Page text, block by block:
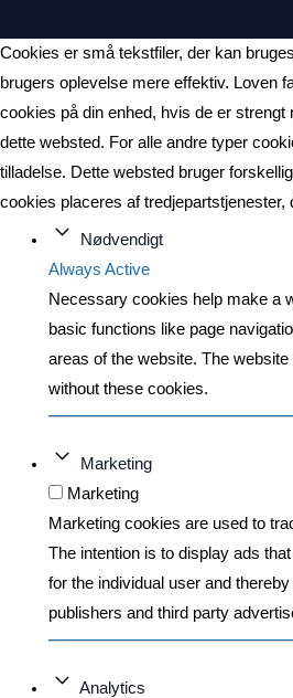
Cookies er små tekstfiler, der kan
brugers oplevelse mere effektiv. Loven
cookies på din enhed, hvis de er strengt
dette websted. For alle andre typer
tilladelse. Dette websted bruger
cookies placeres af tredjepartstjenester,
Nødvendigt
Always Active
Necessary cookies help make a
basic functions like page
areas of the website. The
without these cookies.
Marketing
Marketing
Marketing cookies are used to
The intention is to display ads
for the individual user and
publishers and third party
Analytics